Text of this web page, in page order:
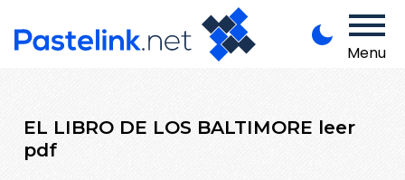
Menu
EL LIBRO DE LOS BALTIMORE leer
pdf